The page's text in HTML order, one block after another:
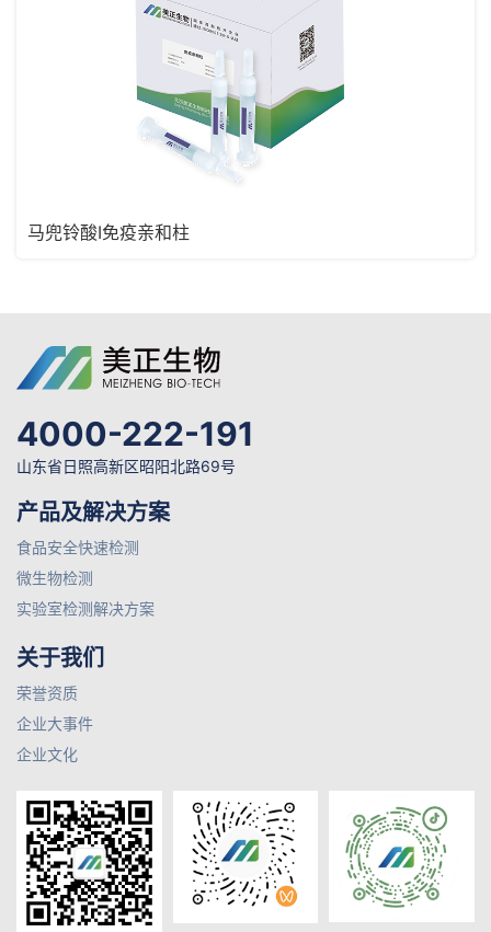
马兜铃酸I免疫亲和柱
4000-222-191
山东省日照高新区昭阳北路69号
产品及解决方案
食品安全快速检测
微生物检测
实验室检测解决方案
关于我们
荣誉资质
企业大事件
企业文化